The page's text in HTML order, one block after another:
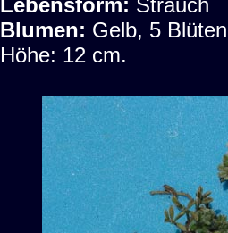
Lebensform: Strauch
Blumen: Gelb, 5
Höhe: 12 cm.